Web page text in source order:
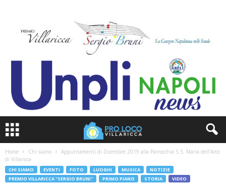
Home Chi siamo
Appuntamenti di Dicembre 2019 alla Parrocchia S.S. Maria dell’Arco
di Villaricca
CHI SIAMO EVENTI FOTO LUOGHI MUSICA
NOTIZIE
PREMIO VILLARICCA "SERGIO BRUNI"
PRIMO PIANO STORIA VIDEO